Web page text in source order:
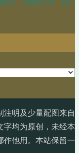
花 (7)
注明及少量配图来自
字均为原创，未经本
作他用。本站保留一